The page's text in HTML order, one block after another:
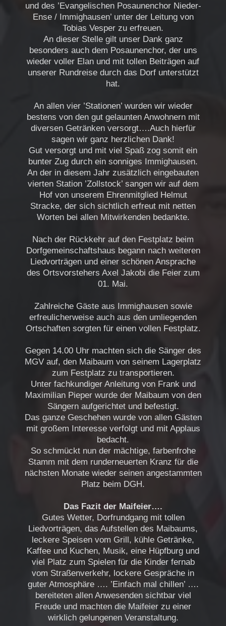
und des ’Evangelischen Posaunenchor Nieder-
Ense / Immighausen’ unter der Leitung von
Tobias Vesper zu erfreuen.
An dieser Stelle gilt unser Dank ganz
besonders auch dem Posaunenchor, der uns
wieder voller Elan und mit tollen Beiträgen auf
unserer Rundreise durch das Dorf unterstützt
hat.
An allen vier ’Stationen’ wurden wir wieder
bestens von den gut gelaunten Anwohnern mit
diversen Getränken versorgt….Auch hierfür
sagen wir ganz herzlichen Dank!
Gut versorgt und mit viel Spaß zog somit ein
bunter Zug durch ein sonniges Immighausen.
An der in diesem Jahr zusätzlich eingebauten
vierten Station ’Zollstock’ sangen wir auf dem
Hof von unserem Ehrenmitglied Helmut
Stracke, der sich sichtlich erfreut mit netten
Worten bei allen Mitwirkenden bedankte.
Nach der Rückkehr auf den Festplatz beim
Dorfgemeinschaftshaus begann nach weiteren
Liedvorträgen und einer schönen Ansprache
des Ortsvorstehers Axel Jakobi die Feier zum
01. Mai.
Zahlreiche Gäste aus Immighausen sowie
erfreulicherweise auch aus den umliegenden
Ortschaften sorgten für einen vollen Festplatz.
Gegen 14.00 Uhr machten sich die Sänger des
MGV auf, den Maibaum von seinem Lagerplatz
zum Festplatz zu transportieren.
Unter fachkundiger Anleitung von Frank und
Maximilian Pieper wurde der Maibaum von den
Sängern aufgerichtet und befestigt.
Das ganze Geschehen wurde von allen Gästen
mit großem Interesse verfolgt und mit Applaus
bedacht.
So schmückt nun der mächtige, farbenfrohe
Stamm mit dem runderneuerten Kranz für die
nächsten Monate wieder seinen angestammten
Platz beim DGH.
Das Fazit der Maifeier….
Gutes Wetter, Dorfrundgang mit tollen
Liedvorträgen, das Aufstellen des Maibaums,
leckere Speisen vom Grill, kühle Getränke,
Kaffee und Kuchen, Musik, eine Hüpfburg und
viel Platz zum Spielen für die Kinder fernab
vom Straßenverkehr, lockere Gespräche in
guter Atmosphäre …. ’Einfach mal chillen’ ….
bereiteten allen Anwesenden sichtbar viel
Freude und machten die Maifeier zu einer
wirklich gelungenen Veranstaltung.